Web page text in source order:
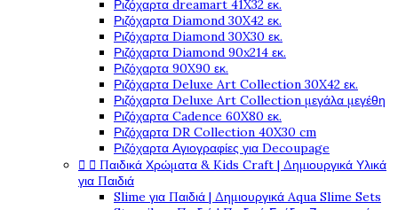
Ριζόχαρτα dreamart 41X32 εκ.
Ριζόχαρτα Diamond 30X42 εκ.
Ριζόχαρτα Diamond 30X30 εκ.
Ριζόχαρτα Diamond 90x214 εκ.
Ριζόχαρτα 90X90 εκ.
Ριζόχαρτα Deluxe Art Collection 30X42 εκ.
Ριζόχαρτα Deluxe Art Collection μεγάλα μεγέθη
Ριζόχαρτα Cadence 60X80 εκ.
Ριζόχαρτα DR Collection 40X30 cm
Ριζόχαρτα Αγιογραφίες για Decoupage
  Παιδικά Χρώματα & Kids Craft | Δημιουργικά Υλικά
για Παιδιά
Slime για Παιδιά | Δημιουργικά Aqua Slime Sets